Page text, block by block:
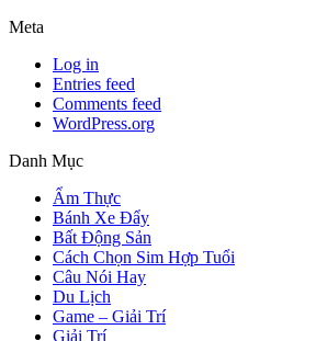
Meta
Log in
Entries feed
Comments feed
WordPress.org
Danh Mục
Ẩm Thực
Bánh Xe Đẩy
Bất Động Sản
Cách Chọn Sim Hợp Tuổi
Câu Nói Hay
Du Lịch
Game – Giải Trí
Giải Trí